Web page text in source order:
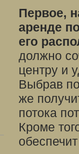
Первое,
аренде
его
должно
центру и
Выбрав
же
потока
Кроме